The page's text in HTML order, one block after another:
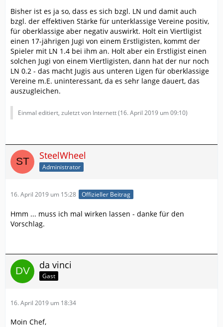
Bisher ist es ja so, dass es sich bzgl. LN und damit auch
bzgl. der effektiven Stärke für unterklassige Vereine positiv,
für oberklassige aber negativ auswirkt. Holt ein Viertligist
einen 17-jährigen Jugi von einem Erstligisten, kommt der
Spieler mit LN 1.4 bei ihm an. Holt aber ein Erstligist einen
solchen Jugi von einem Viertligisten, dann hat der nur noch
LN 0.2 - das macht Jugis aus unteren Ligen für oberklassige
Vereine m.E. uninteressant, da es sehr lange dauert, das
auszugleichen.
Einmal editiert, zuletzt von Internett (16. April 2019 um 09:10)
SteelWheel
Administrator
16. April 2019 um 15:28 Offizieller Beitrag
Hmm ... muss ich mal wirken lassen - danke für den
Vorschlag.
da vinci
Gast
16. April 2019 um 18:34
Moin Chef,